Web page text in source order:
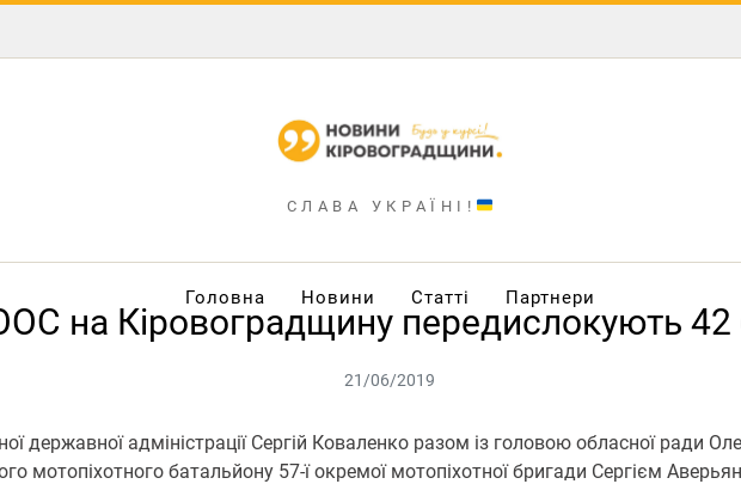
СЛАВА УКРАЇНІ!
Головна Новини Статті Партнери
на Кіровоградщину передислокують 42
21/06/2019
державної адміністрації Сергій Коваленко разом із головою обласної ради
мотопіхотного батальйону 57-ї окремої мотопіхотної бригади Сергієм